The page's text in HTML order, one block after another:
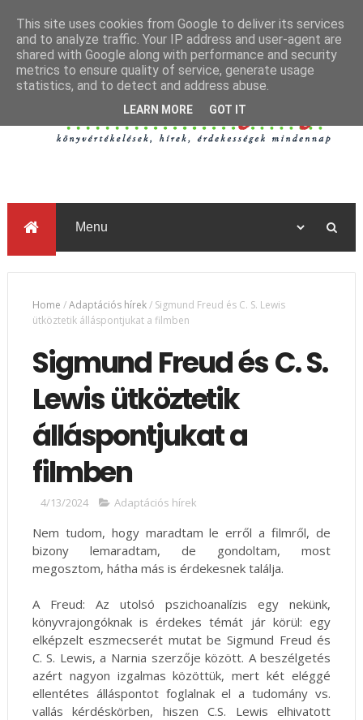
Home /Adaptációs hírek/ Sigmund Freud és C. S. Lewis
ütköztetik álláspontjukat a filmben
Sigmund Freud és C. S.
Lewis ütköztetik
álláspontjukat a
filmben
4/13/2024 Adaptációs hírek
Nem tudom, hogy maradtam le erről a filmről, de
bizony lemaradtam, de gondoltam, most
megosztom, hátha más is érdekesnek találja.
A Freud: Az utolsó pszichoanalízis egy nekünk,
könyvrajongóknak is érdekes témát jár körül: egy
elképzelt eszmecserét mutat be Sigmund Freud és
C. S. Lewis, a Narnia szerzője között. A beszélgetés
azért nagyon izgalmas közöttük, mert két eléggé
ellentétes álláspontot foglalnak el a tudomány vs.
vallás kérdéskörben, hiszen C.S. Lewis elhivatott
This site uses cookies from Google to deliver its services
and to analyze traffic. Your IP address and user-agent are
shared with Google along with performance and security
metrics to ensure quality of service, generate usage
statistics, and to detect and address abuse.
LEARN MORE GOT IT